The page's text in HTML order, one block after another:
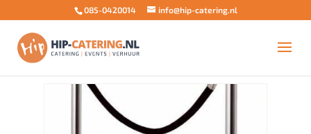
085-0420014 info@hip-catering.nl
Home/Upsell/Decoratie